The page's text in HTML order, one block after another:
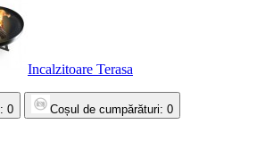
Incalzitoare Terasa
: 0 Coșul de cumpărături: 0